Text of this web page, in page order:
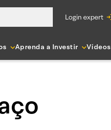
login expert
Aprenda a Investir Vídeos